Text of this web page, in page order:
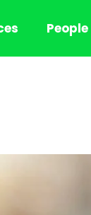
People